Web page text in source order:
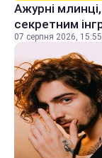
Ажурні
секретним
07 серпня 2026, 15:55